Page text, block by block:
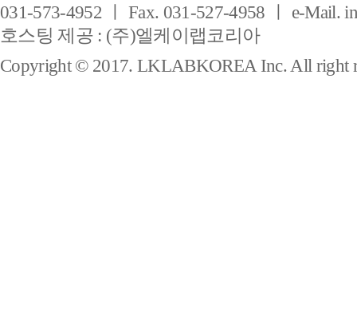
031-573-4952 ㅣ Fax. 031-527-4958 ㅣ e-Mail.
호스팅 제공 : (주)엘케이랩코리아
Copyright © 2017. LKLABKOREA Inc. All right